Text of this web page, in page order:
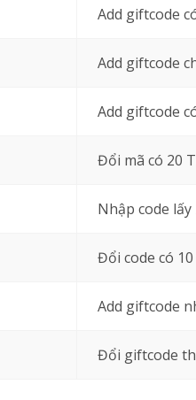
Add giftcode
Add giftcode
Add giftcode
Đổi mã có 20
Nhập code
Đổi code có
Add giftcode
Đổi giftcode